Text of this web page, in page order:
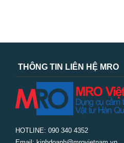
THÔNG TIN LIÊN HỆ MRO
HOTLINE: 090 340 4352